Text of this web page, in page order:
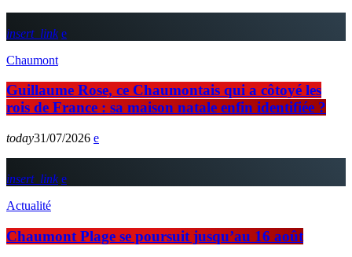
insert_link
Chaumont
Guillaume Rose, ce Chaumontais qui a côtoyé les
rois de France : sa maison natale enfin identifiée ?
today31/07/2026
insert_link
Actualité
Chaumont Plage se poursuit jusqu’au 16 août